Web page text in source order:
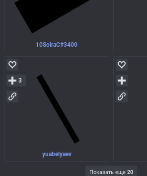
10SolraC#3400
yuabelyaev
3
Показать еще 20